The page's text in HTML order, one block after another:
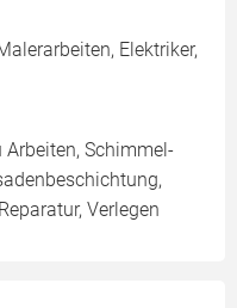
Elektriker,
Arbeiten, Schimmel-
Verlegen